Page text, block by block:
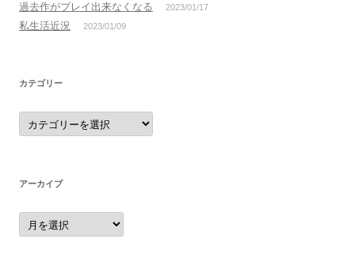
過去作がプレイ出来なくなる 2023/01/17
私生活近況 2023/01/09
カテゴリー
カ
テ
ゴ
アーカイブ
ア
ー
カ